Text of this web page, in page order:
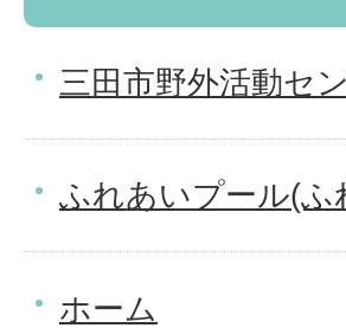
三田市野外活動セ
ふれあいプール(ふ
ホーム